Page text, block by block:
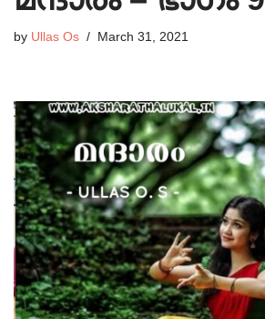
by Ullas Os March 31, 2021